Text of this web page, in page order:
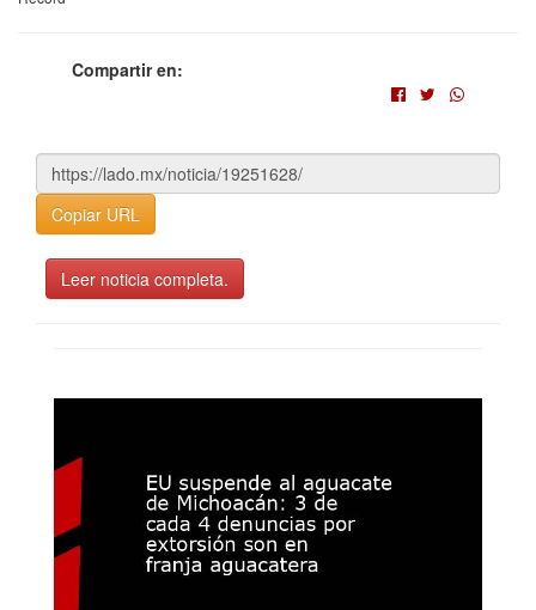
Compartir en:
Copiar URL
Leer noticia completa.